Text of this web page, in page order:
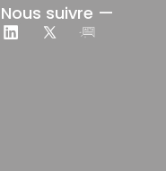
Nous suivre —